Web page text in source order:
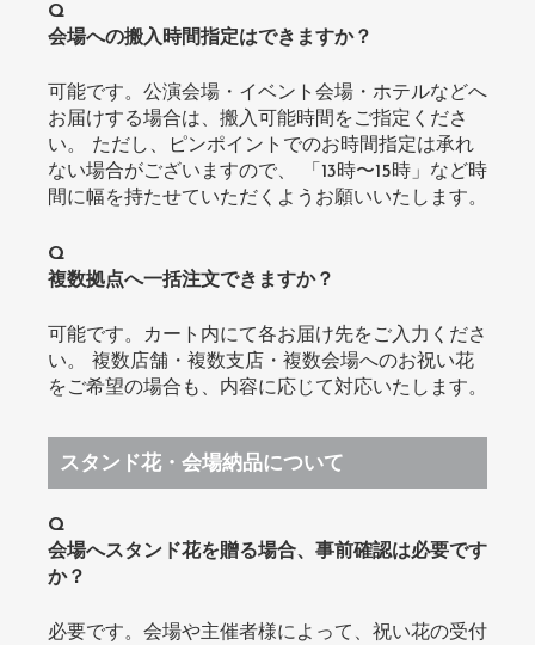
Q
会場への搬入時間指定はできますか？
可能です。公演会場・イベント会場・ホテルなどへ
お届けする場合は、搬入可能時間をご指定くださ
い。 ただし、ピンポイントでのお時間指定は承れ
ない場合がございますので、 「13時〜15時」など時
間に幅を持たせていただくようお願いいたします。
Q
複数拠点へ一括注文できますか？
可能です。カート内にて各お届け先をご入力くださ
い。 複数店舗・複数支店・複数会場へのお祝い花
をご希望の場合も、内容に応じて対応いたします。
スタンド花・会場納品について
Q
会場へスタンド花を贈る場合、事前確認は必要です
か？
必要です。会場や主催者様によって、祝い花の受付